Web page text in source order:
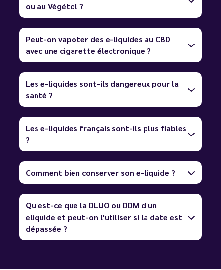
ou au Végétol ?
Peut-on vapoter des e-liquides au CBD
avec une cigarette électronique ?
Les e-liquides sont-ils dangereux pour la
santé ?
Les e-liquides français sont-ils plus fiables
?
Comment bien conserver son e-liquide ?
Qu'est-ce que la DLUO ou DDM d'un
eliquide et peut-on l'utiliser si la date est
dépassée ?